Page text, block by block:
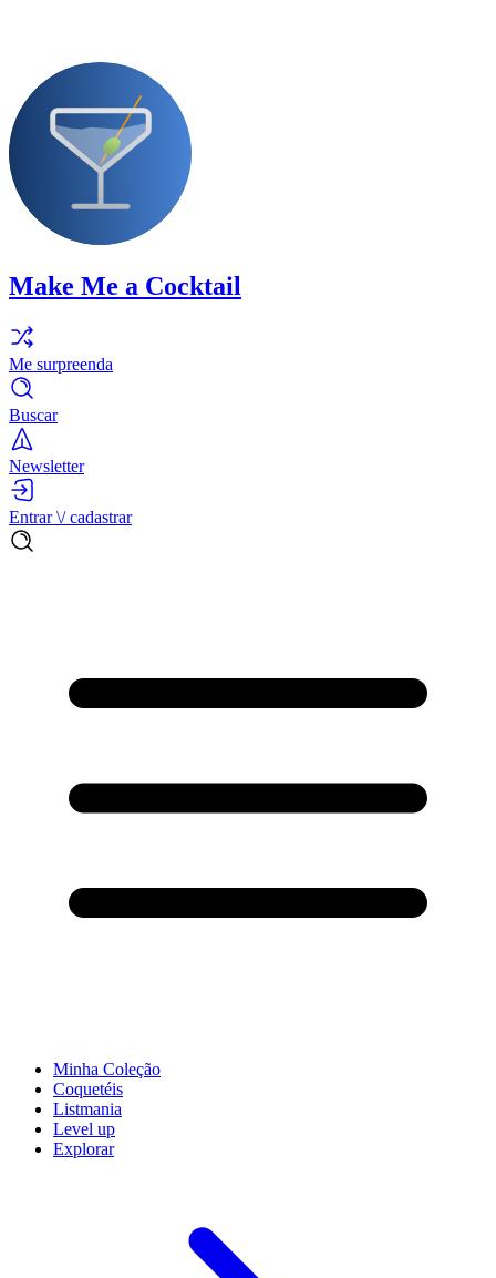
Make Me a Cocktail
Me surpreenda
Buscar
Newsletter
Entrar \/ cadastrar
Minha Coleção
Coquetéis
Listmania
Level up
Explorar